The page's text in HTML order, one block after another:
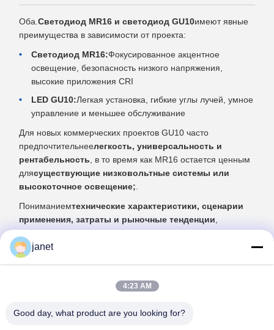
Оба.Светодиод MR16 и светодиод GU10имеют явные
преимущества в зависимости от проекта:
Светодиод MR16:Фокусированное акцентное
освещение, безопасность низкого напряжения,
высокие приложения CRI
LED GU10:Легкая установка, гибкие углы лучей, умное
управление и меньшее обслуживание
Для новых коммерческих проектов GU10 часто
предпочтительнеелегкость, универсальность и
рентабельность, в то время как MR16 остается ценным
длясуществующие низковольтные системы или
высокоточное освещение;.
Пониманиемтехнические характеристики, сценарии
применения, затраты и рыночные тенденции,
компании могут с уверенностью выбрать тот фокус,
который максимизирует эффективность, эстетику и
долгосрочную ценность.
janet
4:23 AM
Good day, what product are you looking for?